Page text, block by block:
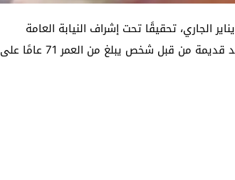
فتحت فرقة الشرطة القضائية بمدينة تيزنيت، يوم أمس الجمعة 10 يناير الجاري، تحقيقًا تحت إشراف النيابة العامة
المختصة، للكشف عن ملابسات حادث إطلاق نار بواسطة بندقية صيد قديمة من قبل شخص يبلغ من العمر 71 عامًا على